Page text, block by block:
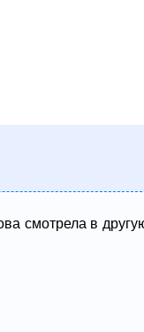
смотрела в